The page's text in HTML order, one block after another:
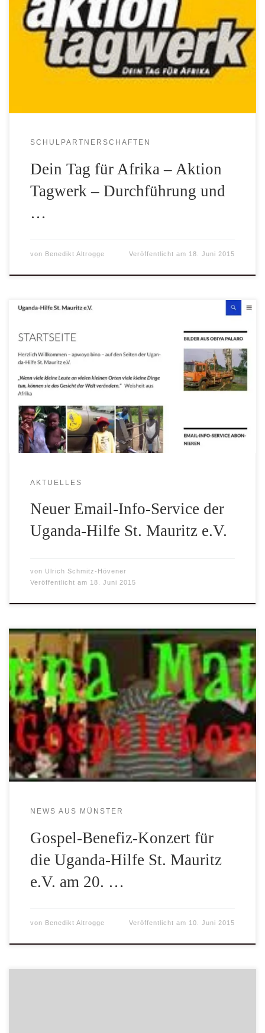
dass die Schülerinnen und Schüler sich für Afrika
engagieren und so haben die Klassen 7 – 10 auch gerne an
der Aktion Tagwerk teilgenommen, die für
Bildungsprojekte in verschiedenen afrikanischen Ländern
Geld sammelt. Statt in die Schule zu gehen, arbeiten die
Schülerinnen und Schüler […]
SCHULPARTNERSCHAFTEN
Dein Tag für Afrika – Aktion
Tagwerk – Durchführung und
…
von Benedikt Altrogge Veröffentlicht am 18. Juni 2015
Liebe Freunde und Förderer der Uganda-Hilfe St. Mauritz
e.V. Unsere neue Homepage ist weitestgehend fertig
gestellt. Wir möchten Euch / Sie hiermit darüber
informieren, dass wir Euch / Sie in den neuen Email-Info-
Service der Uganda-Hilfe St. Mauritz e.V. aufgenommen
haben. Damit werdet Ihr / werden Sie über Neuigkeiten, die
unser […]
AKTUELLES
Neuer Email-Info-Service der
Uganda-Hilfe St. Mauritz e.V.
von Ulrich Schmitz-Hövener
Veröffentlicht am 18. Juni 2015
Kirchenchor meets Gospelchor – so könnte man das
Benefiz-Konzert, das zu Gunsten der Uganda-Hilfe St.
Mauritz am 20. Juni um 19.30 Uhr in der Mauritzkirche in
Münster stattfinden wird, kennzeichnen. Der Gospelchor
Akuna Matata aus dem Kreis Gütersloh ist beim
Kirchenchor St. Mauritz zu Gast, um Spenden für
schulische- und […]
NEWS AUS MÜNSTER
Gospel-Benefiz-Konzert für
die Uganda-Hilfe St. Mauritz
e.V. am 20. …
von Benedikt Altrogge Veröffentlicht am 10. Juni 2015